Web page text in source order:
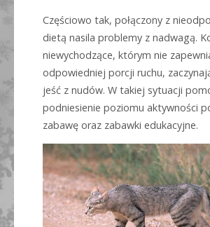
Częściowo tak, połączony z
dietą nasila problemy z nadwagą.
niewychodzące, którym nie
odpowiedniej porcji ruchu,
jeść z nudów. W takiej sytuacji
podniesienie poziomu aktywności
zabawę oraz zabawki edukacyjne.